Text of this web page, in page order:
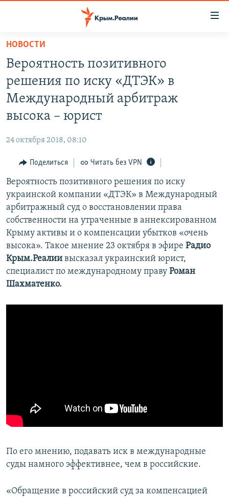
Вернуться
основному
содержанию
Вернутся
главной
Вернутся
поиску
СПЕЦПРОЕКТЫ
ВОДА
ИНТЕРАКТИВ
ИНФОГРАФИКА
ТЕЛЕПРОЕКТ КРЫМ.РЕАЛИИ
СОВЕТЫ ПРАВОЗАЩИТНИКОВ
ПРОПАВШИЕ БЕЗ ВЕСТИ
ПОБЕДИТЕЛЕЙ НЕ СУДЯТ?
КРЫМ.НЕПОКОРЕННЫЙ
ELIFBE
РАДІО СВОБОДА
КАК ОБОЙТИ БЛОКИРОВКУ
Українською
Qırımtatar
ПРИСОЕДИНЯЙТЕСЬ!
Все сайты RFE/RL
НОВОСТИ
Вероятность позитивного
решения по иску «ДТЭК» в
Международный арбитраж
высока – юрист
24 октября 2018, 08:10
Поделиться Читать без VPN
Вероятность позитивного решения по иску
украинской компании «ДТЭК» в Международный
арбитражный суд о восстановлении права
собственности на утраченные в аннексированном
Крыму активы и о компенсации убытков «очень
высока». Такое мнение 23 октября в эфире Радио
Крым.Реалии высказал украинский юрист,
специалист по международному праву Роман
Шахматенко.
По его мнению, подавать иск в международные
суды намного эффективнее, чем в российские.
«Обращение в российский суд за компенсацией